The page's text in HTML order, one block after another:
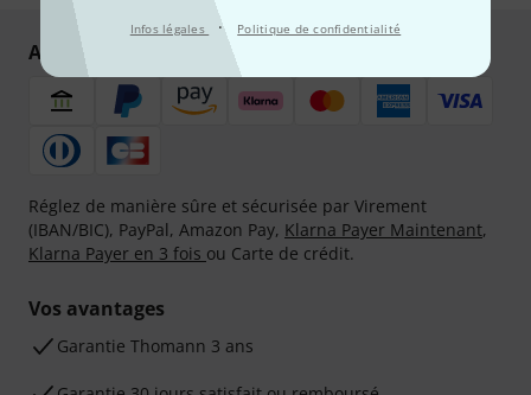
Infos légales · Politique de confidentialité
Achetez et payez en toute sécurité
Réglez de manière sûre et sécurisée par Virement
(IBAN/BIC), PayPal, Amazon Pay, Klarna Payer Maintenant,
Klarna Payer en 3 fois ou Carte de crédit.
Vos avantages
Ga­ran­tie Thomann 3 ans